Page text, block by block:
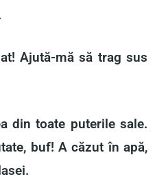
Ajută-mă să trag sus
din toate puterile sale.
buf! A căzut în apă,